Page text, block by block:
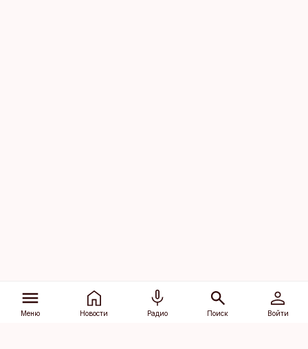
Меню Новости Радио Поиск Войти